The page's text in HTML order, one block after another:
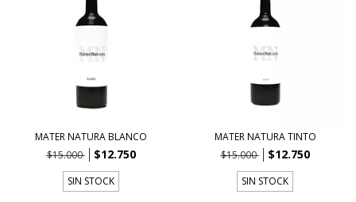
MATER NATURA BLANCO
$15.000
$12.750
SIN STOCK
MATER NATURA TINTO
$15.000
$12.750
SIN STOCK